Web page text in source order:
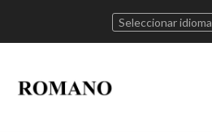
Seleccionar idioma